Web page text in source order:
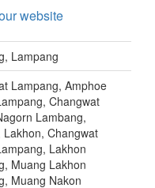
website
Lampang
Lampang, Amphoe
Changwat
Lambang,
Lakhon, Changwat
Lakhon
Muang Lakhon
Muang Nakon